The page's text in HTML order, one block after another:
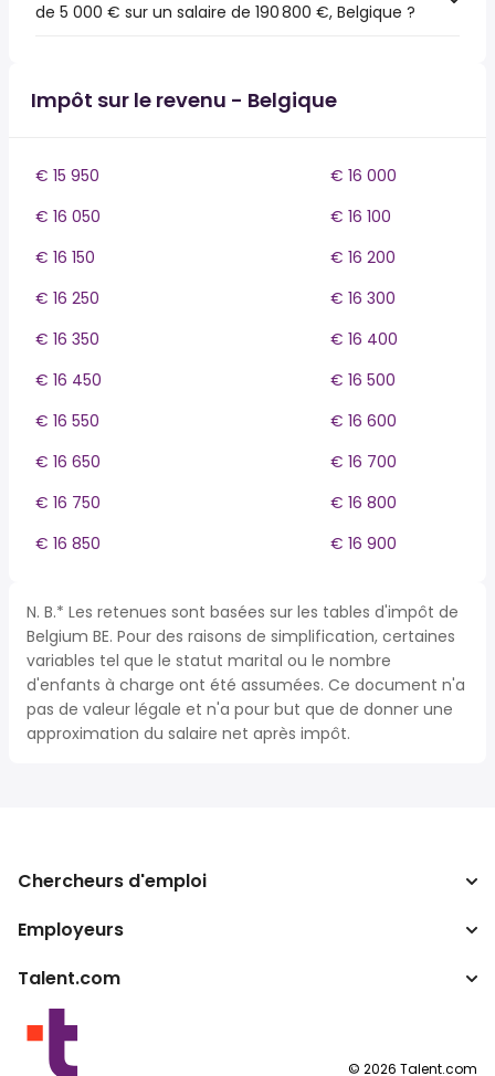
de 5 000 € sur un salaire de 190 800 €, Belgique ?
Impôt sur le revenu - Belgique
€ 15 950
€ 16 000
€ 16 050
€ 16 100
€ 16 150
€ 16 200
€ 16 250
€ 16 300
€ 16 350
€ 16 400
€ 16 450
€ 16 500
€ 16 550
€ 16 600
€ 16 650
€ 16 700
€ 16 750
€ 16 800
€ 16 850
€ 16 900
N. B.* Les retenues sont basées sur les tables d'impôt de
Belgium BE. Pour des raisons de simplification, certaines
variables tel que le statut marital ou le nombre
d'enfants à charge ont été assumées. Ce document n'a
pas de valeur légale et n'a pour but que de donner une
approximation du salaire net après impôt.
Chercheurs d'emploi
Recherche d'emploi
Convertisseur de salaire
Employeurs
Entreprises
Programmes partenaires
Talent.com
Autres pays
Conditions d’utilisation
© 2026 Talent.com